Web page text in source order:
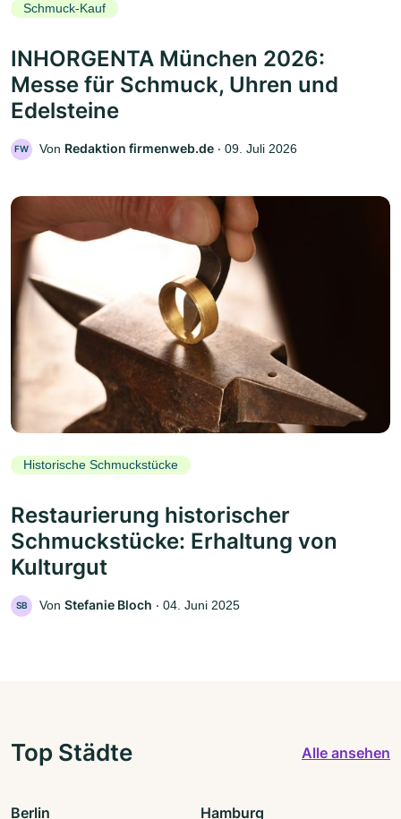
Schmuck-Kauf
INHORGENTA München 2026:
Messe für Schmuck, Uhren und
Edelsteine
FW Von Redaktion firmenweb.de ‧ 09. Juli 2026
Historische Schmuckstücke
Restaurierung historischer
Schmuckstücke: Erhaltung von
Kulturgut
SB Von Stefanie Bloch ‧ 04. Juni 2025
Top Städte Alle ansehen
Berlin Hamburg